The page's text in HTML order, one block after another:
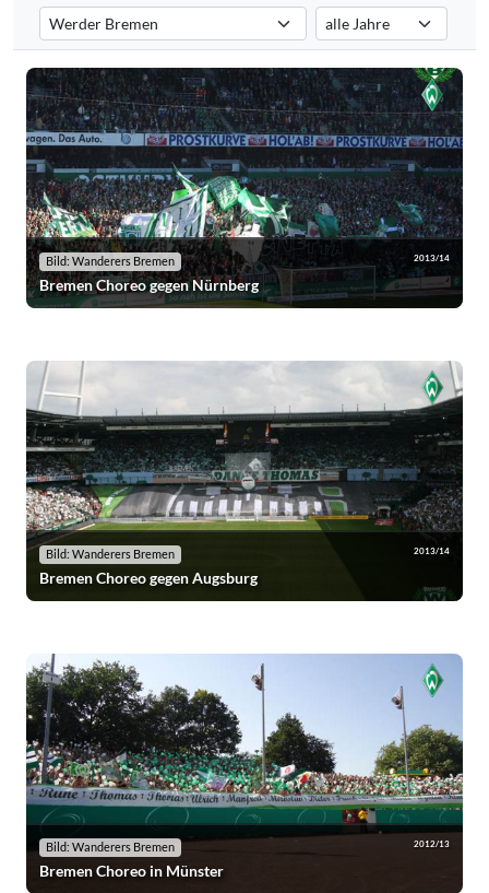
Verein auswählen
Filtert die Choreografien nach dem ausgewählten Verein.
Saison auswählen
Filtert die Choreografien
Bild: Wanderers Bremen 2013/14
Bremen Choreo gegen Nürnberg
Bild: Wanderers Bremen 2013/14
Bremen Choreo gegen Augsburg
Bild: Wanderers Bremen 2012/13
Bremen Choreo in Münster